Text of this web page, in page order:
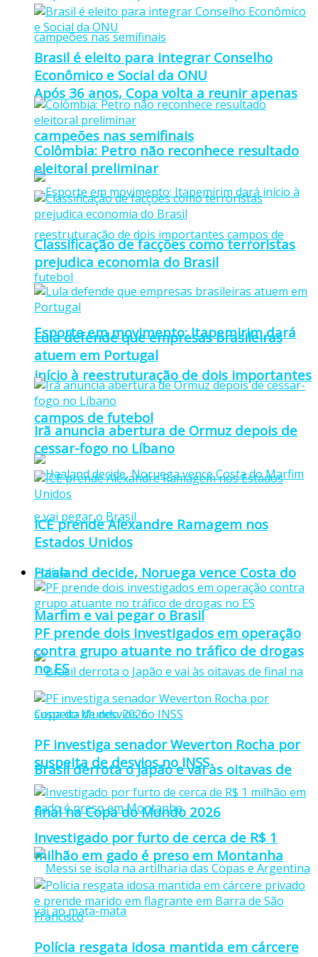
Após 36 anos, Copa volta a reunir apenas
campeões nas semifinais
Esporte em movimento: Itapemirim dará
início à reestruturação de dois importantes
campos de futebol
Haaland decide, Noruega vence Costa do
Marfim e vai pegar o Brasil
Brasil derrota o Japão e vai às oitavas de
final na Copa do Mundo 2026
Brasil é eleito para integrar Conselho
Econômico e Social da ONU
Colômbia: Petro não reconhece resultado
eleitoral preliminar
Classificação de facções como terroristas
prejudica economia do Brasil
Lula defende que empresas brasileiras
atuem em Portugal
Irã anuncia abertura de Ormuz depois de
cessar-fogo no Líbano
ICE prende Alexandre Ramagem nos
Estados Unidos
Polícia
PF prende dois investigados em operação
contra grupo atuante no tráfico de drogas
no ES
PF investiga senador Weverton Rocha por
suspeita de desvios no INSS
Investigado por furto de cerca de R$ 1
milhão em gado é preso em Montanha
Polícia resgata idosa mantida em cárcere